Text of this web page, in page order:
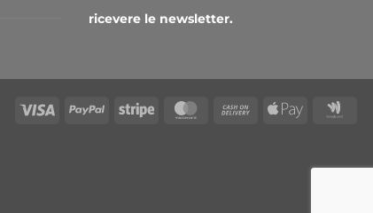
ricevere le newsletter.
Visa PayPal Stripe MasterCard
Cash
Apple